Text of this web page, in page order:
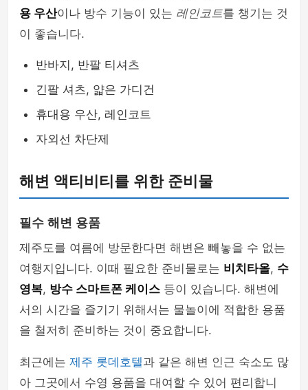
용 우산이나 방수 기능이 있는 레인코트를 챙기는 것
이 좋습니다.
반바지, 반팔 티셔츠
긴팔 셔츠, 얇은 가디건
휴대용 우산, 레인코트
자외선 차단제
해변 액티비티를 위한 준비물
필수 해변 용품
제주도를 여름에 방문한다면 해변은 빼놓을 수 없는
여행지입니다. 이때 필요한 준비물로는 비치타올, 수
영복, 방수 스마트폰 케이스 등이 있습니다. 해변에
서의 시간을 즐기기 위해서는 물놀이에 적합한 용품
을 철저히 준비하는 것이 중요합니다.
최근에는 제주 롯데호텔과 같은 해변 인근 숙소도 많
아 그곳에서 수영 용품을 대여할 수 있어 편리합니